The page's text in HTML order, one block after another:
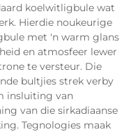
koelwitligbule wat
Hierdie noukeurige
met 'n warm glans
en atmosfeer lewer
te versteur. Die
bultjies strek verby
insluiting van
van die sirkadiaanse
Tegnologies maak